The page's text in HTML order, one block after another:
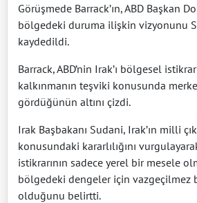
Görüşmede Barrack’ın, ABD Başkan
bölgedeki duruma ilişkin vizyonunu
kaydedildi.
Barrack, ABD’nin Irak’ı bölgesel
kalkınmanın teşviki konusunda
gördüğünün altını çizdi.
Irak Başbakanı Sudani, Irak’ın milli
konusundaki kararlılığını
istikrarının sadece yerel bir mesele
bölgedeki dengeler için vazgeçilmez
olduğunu belirtti.